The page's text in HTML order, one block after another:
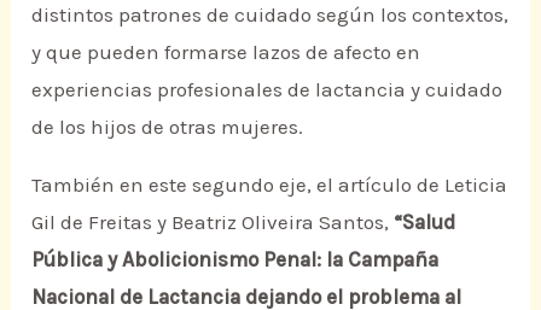
distintos patrones de cuidado según los contextos,
y que pueden formarse lazos de afecto en
experiencias profesionales de lactancia y cuidado
de los hijos de otras mujeres.
También en este segundo eje, el artículo de Leticia
Gil de Freitas y Beatriz Oliveira Santos, “Salud
Pública y Abolicionismo Penal: la Campaña
Nacional de Lactancia dejando el problema al